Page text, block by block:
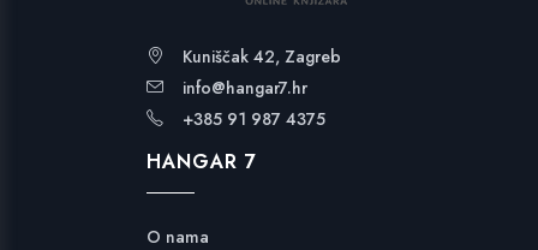
Kuniščak 42, Zagreb
info@hangar7.hr
+385 91 987 4375
HANGAR 7
O nama